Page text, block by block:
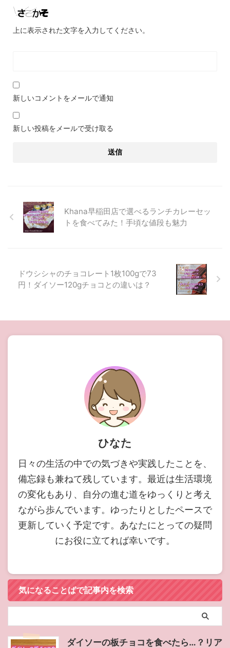
上に表示された文字を入力してください。
新しいコメントをメールで通知
新しい投稿をメールで受け取る
Khana早稲田店で選べるランチカレーセッ
トを食べてみた！手頃な値段も魅力
ドウシシャのチョコレート1枚100gで73
円！ダイソー120gチョコとの違いは？
ひなた
日々の生活の中での気づきや実践したことを、
備忘録も兼ねて残しています。最近は生活環境
の変化もあり、自分の進む道をゆっくりと考え
ながら歩んでいます。ゆったりとしたペースで
更新していく予定です。あなたにとっての疑問
にお役に立てれば幸いです。
気になることばで記事内を検索
ダイソーの板チョコを食べたら…？リア